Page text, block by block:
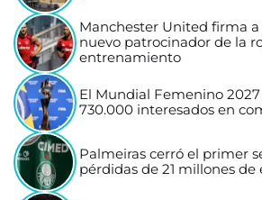
Manchester United firma
nuevo patrocinador de la
entrenamiento
El Mundial Femenino 2027
730.000 interesados en
Palmeiras cerró el primer
pérdidas de 21 millones de